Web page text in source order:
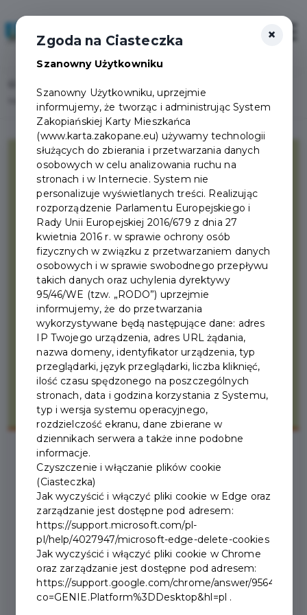
Nowa deklaracja i nowe stawki za odpady komunalne
2025-10-28
NOWA DEKLARACJA I
NOWE STAWKI ZA
ODPADY KOMUNALNE
×
Zgoda na Ciasteczka
Szanowny Użytkowniku
Szanowny Użytkowniku, uprzejmie
informujemy, że tworząc i administrując System
Zakopiańskiej Karty Mieszkańca
(www.karta.zakopane.eu) używamy technologii
służących do zbierania i przetwarzania danych
osobowych w celu analizowania ruchu na
stronach i w Internecie. System nie
personalizuje wyświetlanych treści. Realizując
rozporządzenie Parlamentu Europejskiego i
Rady Unii Europejskiej 2016/679 z dnia 27
kwietnia 2016 r. w sprawie ochrony osób
fizycznych w związku z przetwarzaniem danych
osobowych i w sprawie swobodnego przepływu
takich danych oraz uchylenia dyrektywy
95/46/WE (tzw. „RODO”) uprzejmie
informujemy, że do przetwarzania
wykorzystywane będą następujące dane: adres
IP Twojego urządzenia, adres URL żądania,
nazwa domeny, identyfikator urządzenia, typ
przeglądarki, język przeglądarki, liczba kliknięć,
ilość czasu spędzonego na poszczególnych
stronach, data i godzina korzystania z Systemu,
typ i wersja systemu operacyjnego,
rozdzielczość ekranu, dane zbierane w
dziennikach serwera a także inne podobne
informacje.
Czyszczenie i włączanie plików cookie
(Ciasteczka)
Jak wyczyścić i włączyć pliki cookie w Edge oraz
zarządzanie jest dostępne pod adresem:
https://support.microsoft.com/pl-
pl/help/4027947/microsoft-edge-delete-cookies
Jak wyczyścić i włączyć pliki cookie w Chrome
oraz zarządzanie jest dostępne pod adresem:
https://support.google.com/chrome/answer/95647?
co=GENIE.Platform%3DDesktop&hl=pl .